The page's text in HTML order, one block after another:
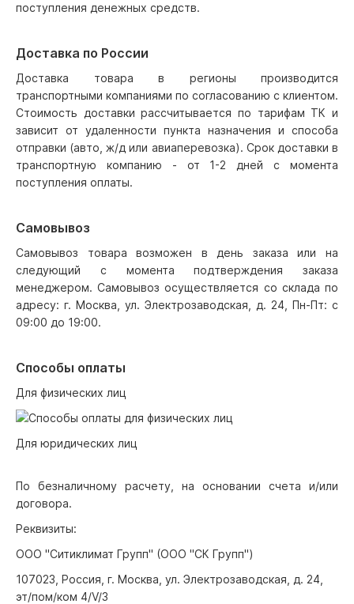
поступления денежных средств.
Доставка по России
Доставка товара в регионы производится
транспортными компаниями по согласованию с клиентом.
Стоимость доставки рассчитывается по тарифам ТК и
зависит от удаленности пункта назначения и способа
отправки (авто, ж/д или авиаперевозка). Срок доставки в
транспортную компанию - от 1-2 дней с момента
поступления оплаты.
Самовывоз
Самовывоз товара возможен в день заказа или на
следующий с момента подтверждения заказа
менеджером. Самовывоз осуществляется со склада по
адресу: г. Москва, ул. Электрозаводская, д. 24, Пн-Пт: с
09:00 до 19:00.
Способы оплаты
Для физических лиц
Для юридических лиц
По безналичному расчету, на основании счета и/или
договора.
Реквизиты:
ООО "Ситиклимат Групп" (ООО "СК Групп")
107023, Россия, г. Москва, ул. Электрозаводская, д. 24,
эт/пом/ком 4/V/3